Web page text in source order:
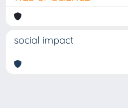
social impact